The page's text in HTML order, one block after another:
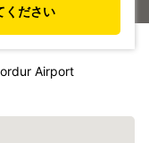
ください
Airport